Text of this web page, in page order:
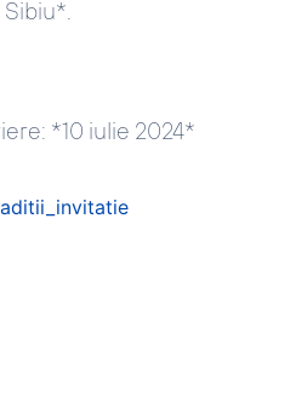
*10 iulie 2024*